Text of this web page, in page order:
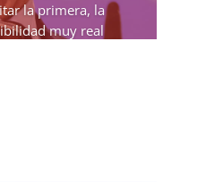
la primera, la
muy real